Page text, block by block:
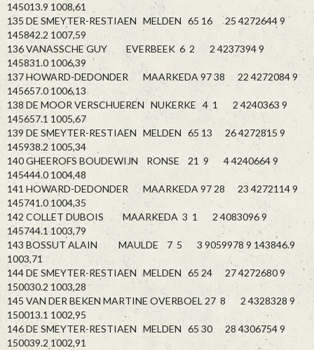
145013.9 1008,61
135 DE SMEYTER-RESTIAEN MELDEN 65 16 25 4272644 9
145842.2 1007,59
136 VANASSCHE GUY EVERBEEK 6 2 2 4237394 9
145831.0 1006,39
137 HOWARD-DEDONDER MAARKEDA 97 38 22 4272084 9
145657.0 1006,13
138 DE MOOR VERSCHUEREN NUKERKE 4 1 2 4240363 9
145657.1 1005,67
139 DE SMEYTER-RESTIAEN MELDEN 65 13 26 4272815 9
145938.2 1005,34
140 GHEEROFS BOUDEWIJN RONSE 21 9 4 4240664 9
145444.0 1004,48
141 HOWARD-DEDONDER MAARKEDA 97 28 23 4272114 9
145741.0 1004,35
142 COLLET DUBOIS MAARKEDA 3 1 2 4083096 9
145744.1 1003,79
143 BOSSUT ALAIN MAULDE 7 5 3 9059978 9 143846.9
1003,71
144 DE SMEYTER-RESTIAEN MELDEN 65 24 27 4272680 9
150030.2 1003,28
145 VAN DER BEKEN MARTINE OVERBOEL 27 8 2 4328328 9
150013.1 1002,95
146 DE SMEYTER-RESTIAEN MELDEN 65 30 28 4306754 9
150039.2 1002,91